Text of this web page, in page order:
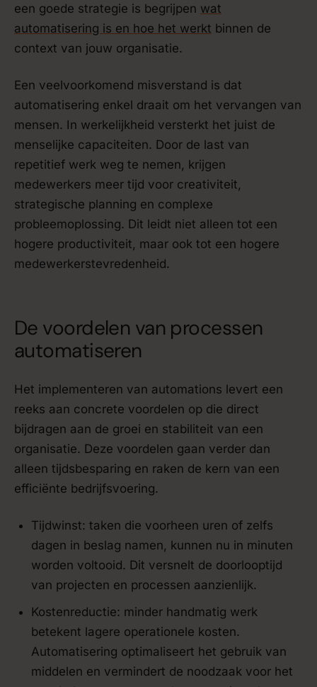
een goede strategie is begrijpen wat
automatisering is en hoe het werkt binnen de
context van jouw organisatie.
Een veelvoorkomend misverstand is dat
automatisering enkel draait om het vervangen van
mensen. In werkelijkheid versterkt het juist de
menselijke capaciteiten. Door de last van
repetitief werk weg te nemen, krijgen
medewerkers meer tijd voor creativiteit,
strategische planning en complexe
probleemoplossing. Dit leidt niet alleen tot een
hogere productiviteit, maar ook tot een hogere
medewerkerstevredenheid.
De voordelen van processen
automatiseren
Het implementeren van automations levert een
reeks aan concrete voordelen op die direct
bijdragen aan de groei en stabiliteit van een
organisatie. Deze voordelen gaan verder dan
alleen tijdsbesparing en raken de kern van een
efficiënte bedrijfsvoering.
Tijdwinst: taken die voorheen uren of zelfs
dagen in beslag namen, kunnen nu in minuten
worden voltooid. Dit versnelt de doorlooptijd
van projecten en processen aanzienlijk.
Kostenreductie: minder handmatig werk
betekent lagere operationele kosten.
Automatisering optimaliseert het gebruik van
middelen en vermindert de noodzaak voor het